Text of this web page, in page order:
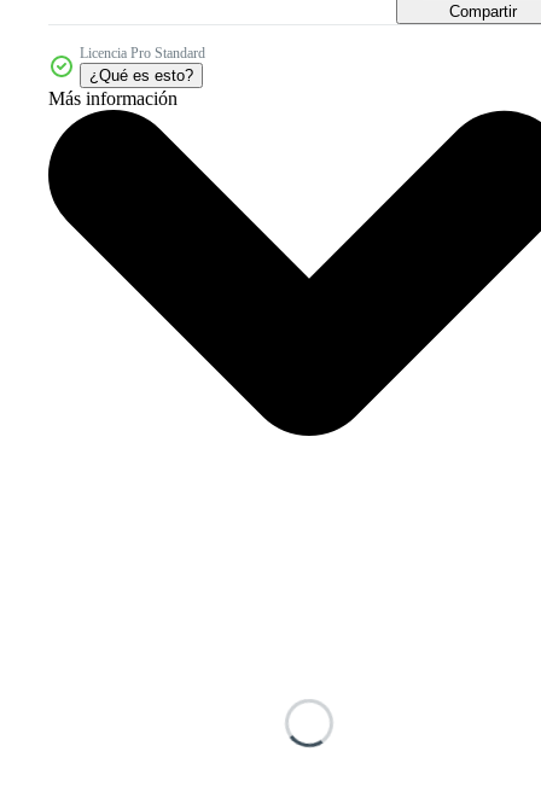
Compartir
Licencia Pro Standard
¿Qué es esto?
Más información